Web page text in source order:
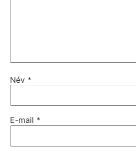
Név *
E-mail *